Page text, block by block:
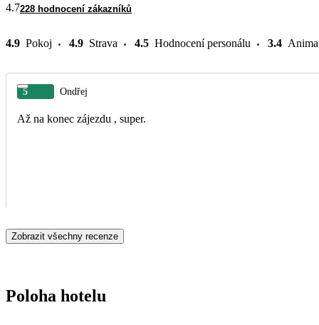
4.7228 hodnocení zákazníků
4.9 Pokoj 4.9 Strava 4.5 Hodnocení personálu 3.4
5 Ondřej
Až na konec zájezdu , super.
Zobrazit všechny recenze
Poloha hotelu